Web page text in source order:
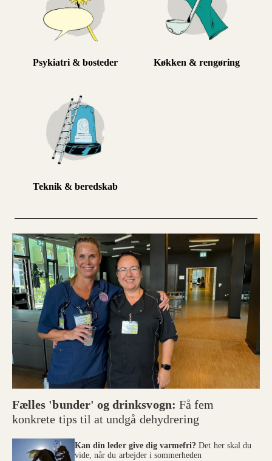
Psykiatri & bosteder Køkken & rengøring
Teknik & beredskab
Fælles 'bunder' og drinksvogn: Få fem
konkrete tips til at undgå dehydrering
Kan din leder give dig varmefri?Det her skal du
vide, når du arbejder i sommerheden